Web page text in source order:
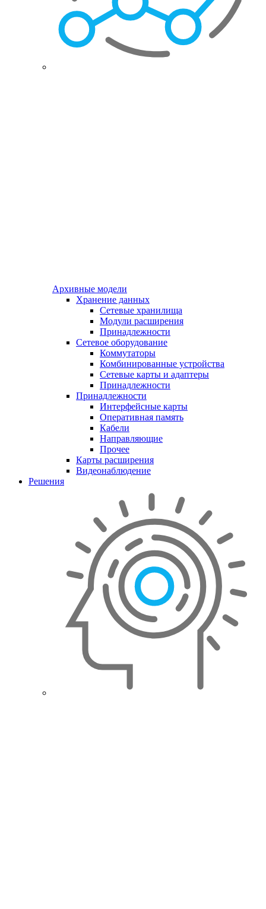
Архивные модели
Хранение данных
Сетевые хранилища
Модули расширения
Принадлежности
Сетевое оборудование
Коммутаторы
Комбинированные устройства
Сетевые карты и адаптеры
Принадлежности
Принадлежности
Интерфейсные карты
Оперативная память
Кабели
Направляющие
Прочее
Карты расширения
Видеонаблюдение
Решения